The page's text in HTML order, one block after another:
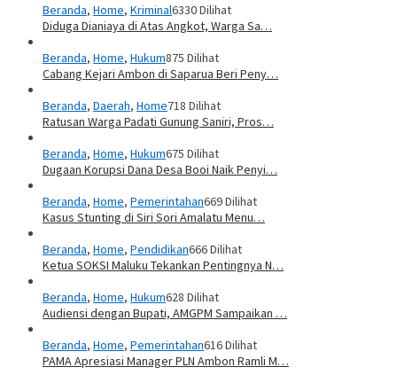
Beranda, Home, Kriminal6330 Dilihat
Diduga Dianiaya di Atas Angkot, Warga Sa…
Beranda, Home, Hukum875 Dilihat
Cabang Kejari Ambon di Saparua Beri Peny…
Beranda, Daerah, Home718 Dilihat
Ratusan Warga Padati Gunung Saniri, Pros…
Beranda, Home, Hukum675 Dilihat
Dugaan Korupsi Dana Desa Booi Naik Penyi…
Beranda, Home, Pemerintahan669 Dilihat
Kasus Stunting di Siri Sori Amalatu Menu…
Beranda, Home, Pendidikan666 Dilihat
Ketua SOKSI Maluku Tekankan Pentingnya N…
Beranda, Home, Hukum628 Dilihat
Audiensi dengan Bupati, AMGPM Sampaikan …
Beranda, Home, Pemerintahan616 Dilihat
PAMA Apresiasi Manager PLN Ambon Ramli M…